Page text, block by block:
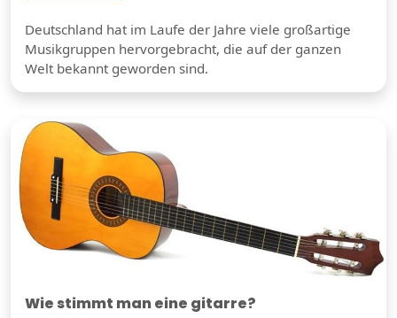
Deutschland hat im Laufe der Jahre viele großartige
Musikgruppen hervorgebracht, die auf der ganzen
Welt bekannt geworden sind.
Wie stimmt man eine gitarre?